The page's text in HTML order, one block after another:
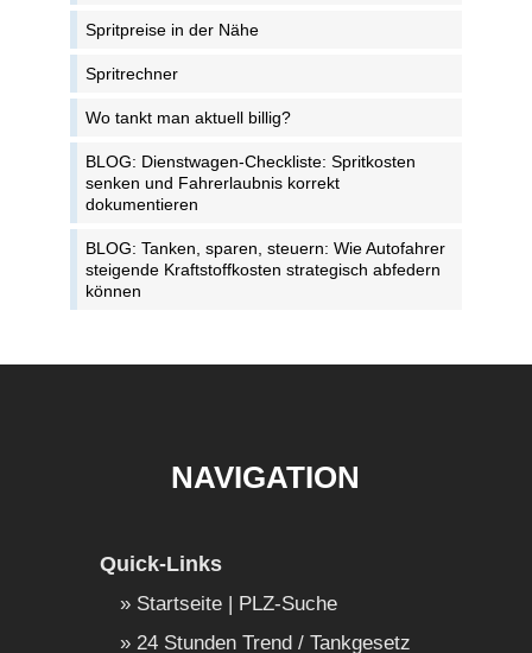
Spritpreise in der Nähe
Spritrechner
Wo tankt man aktuell billig?
BLOG: Dienstwagen-Checkliste: Spritkosten
senken und Fahrerlaubnis korrekt
dokumentieren
BLOG: Tanken, sparen, steuern: Wie Autofahrer
steigende Kraftstoffkosten strategisch abfedern
können
NAVIGATION
Quick-Links
Startseite | PLZ-Suche
24 Stunden Trend / Tankgesetz